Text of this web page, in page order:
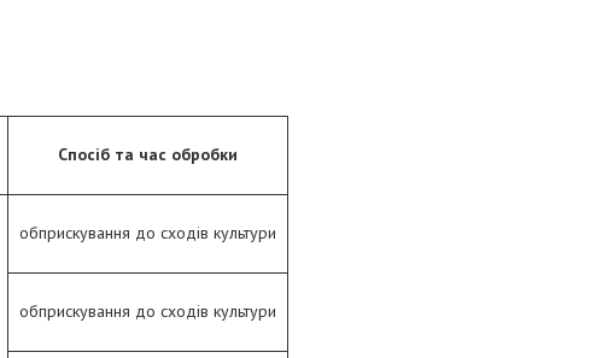
Спосіб та час обробки
обприскування до сходів культури
обприскування до сходів культури